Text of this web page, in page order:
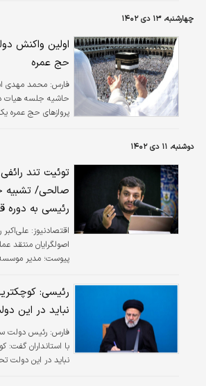
چهارشنبه، ۱۳ دی ۱۴۰۲
اولین واکنش
حج عمره
فارس: محمد مهدی
حاشیه جلسه هیات
پروازهای حج عمره
دوشنبه، ۱۱ دی ۱۴۰۲
توئیت تند
صالحی/ تشبیه
رئیسی به دوره
اقتصادنیوز:
اصولگرایان منتقد
پیوست؛ مدیر
درباره سید میعاد
رئیسی:
نباید در این
فارس: رئیس دولت
با استانداران گفت:
نباید در این دولت